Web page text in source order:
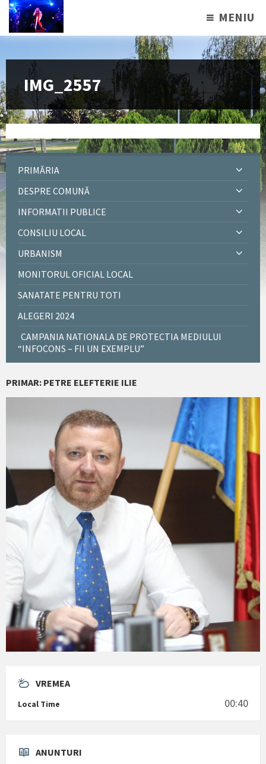
MENIU
IMG_2557
PRIMĂRIA
DESPRE COMUNĂ
INFORMATII PUBLICE
CONSILIU LOCAL
URBANISM
MONITORUL OFICIAL LOCAL
SANATATE PENTRU TOTI
ALEGERI 2024
CAMPANIA NATIONALA DE PROTECTIA MEDIULUI
“INFOCONS – FII UN EXEMPLU”
PRIMAR: PETRE ELEFTERIE ILIE
VREMEA
Local Time 00:40
ANUNTURI